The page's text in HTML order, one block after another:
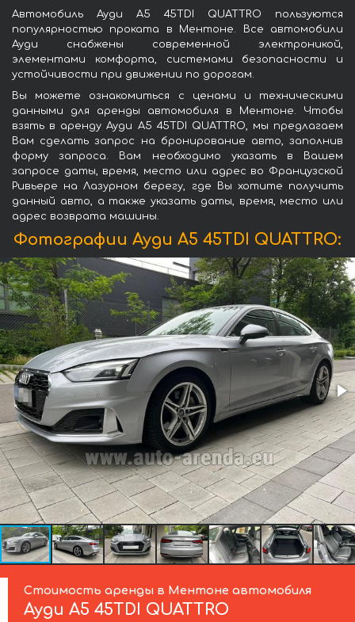
Автомобиль Ауди A5 45TDI QUATTRO пользуются
популярностью проката в Ментоне. Все автомобили
Ауди снабжены современной электроникой,
элементами комфорта, системами безопасности и
устойчивости при движении по дорогам.
Вы можете ознакомиться с ценами и техническими
данными для аренды автомобиля в Ментоне. Чтобы
взять в аренду Ауди A5 45TDI QUATTRO, мы предлагаем
Вам сделать запрос на бронирование авто, заполнив
форму запроса. Вам необходимо указать в Вашем
запросе даты, время, место или адрес во Французской
Ривьере на Лазурном берегу, где Вы хотите получить
данный авто, а также указать даты, время, место или
адрес возврата машины.
Фотографии Ауди A5 45TDI QUATTRO:
Стоимость аренды в Ментоне автомобиля
Ауди A5 45TDI QUATTRO